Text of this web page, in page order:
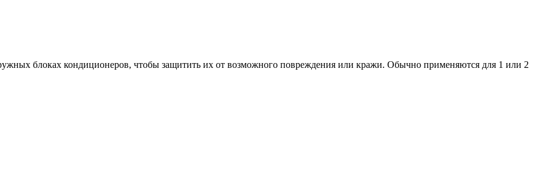
блоках кондиционеров, чтобы защитить их от возможного повреждения или кражи. Обычно применяются для 1 или 2